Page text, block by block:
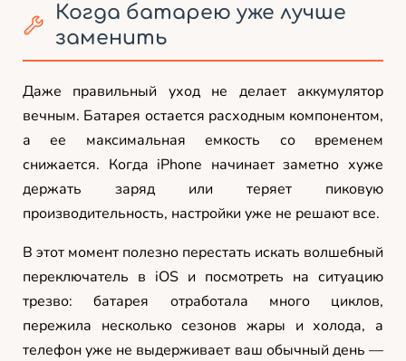
Когда батарею уже лучше
заменить
Даже правильный уход не делает аккумулятор
вечным. Батарея остается расходным компонентом,
а ее максимальная емкость со временем
снижается. Когда iPhone начинает заметно хуже
держать заряд или теряет пиковую
производительность, настройки уже не решают все.
В этот момент полезно перестать искать волшебный
переключатель в iOS и посмотреть на ситуацию
трезво: батарея отработала много циклов,
пережила несколько сезонов жары и холода, а
телефон уже не выдерживает ваш обычный день —